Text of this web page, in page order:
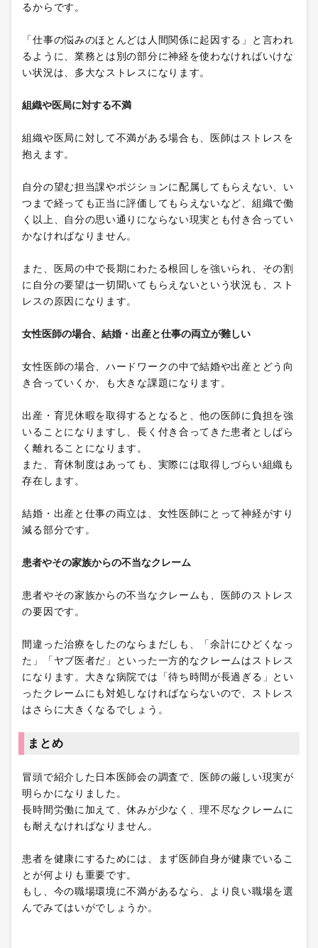
るからです。
「仕事の悩みのほとんどは人間関係に起因する」と言われ
るように、業務とは別の部分に神経を使わなければいけな
い状況は、多大なストレスになります。
組織や医局に対する不満
組織や医局に対して不満がある場合も、医師はストレスを
抱えます。
自分の望む担当課やポジションに配属してもらえない、い
つまで経っても正当に評価してもらえないなど、組織で働
く以上、自分の思い通りにならない現実とも付き合ってい
かなければなりません。
また、医局の中で長期にわたる根回しを強いられ、その割
に自分の要望は一切聞いてもらえないという状況も、スト
レスの原因になります。
女性医師の場合、結婚・出産と仕事の両立が難しい
女性医師の場合、ハードワークの中で結婚や出産とどう向
き合っていくか、も大きな課題になります。
出産・育児休暇を取得するとなると、他の医師に負担を強
いることになりますし、長く付き合ってきた患者としばら
く離れることになります。
また、育休制度はあっても、実際には取得しづらい組織も
存在します。
結婚・出産と仕事の両立は、女性医師にとって神経がすり
減る部分です。
患者やその家族からの不当なクレーム
患者やその家族からの不当なクレームも、医師のストレス
の要因です。
間違った治療をしたのならまだしも、「余計にひどくなっ
た」「ヤブ医者だ」といった一方的なクレームはストレス
になります。大きな病院では「待ち時間が長過ぎる」とい
ったクレームにも対処しなければならないので、ストレス
はさらに大きくなるでしょう。
まとめ
冒頭で紹介した日本医師会の調査で、医師の厳しい現実が
明らかになりました。
長時間労働に加えて、休みが少なく、理不尽なクレームに
も耐えなければなりません。
患者を健康にするためには、まず医師自身が健康でいるこ
とが何よりも重要です。
もし、今の職場環境に不満があるなら、より良い職場を選
んでみてはいがでしょうか。